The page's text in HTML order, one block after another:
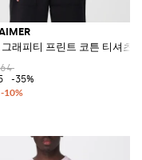
래피티 프린트 코튼 티셔츠
-35%